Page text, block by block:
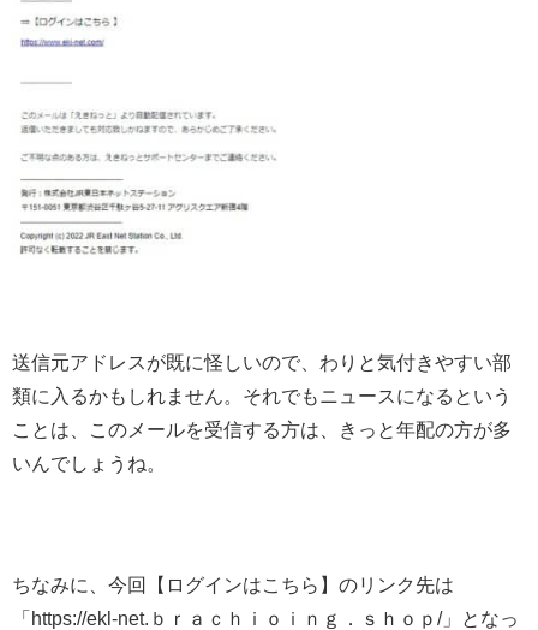
送信元アドレスが既に怪しいので、わりと気付きやすい部
類に入るかもしれません。それでもニュースになるという
ことは、このメールを受信する方は、きっと年配の方が多
いんでしょうね。
ちなみに、今回【ログインはこちら】のリンク先は
「https://ekl-net.ｂｒａｃｈｉｏｉｎｇ．ｓｈｏｐ/」となっ